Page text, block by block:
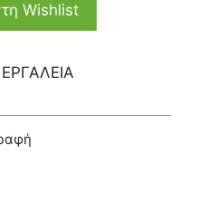
Wishlist
ΕΡΓΑΛΕΙΑ